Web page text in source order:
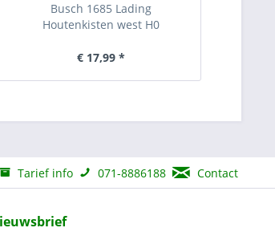
Busch 1685 Lading
Houtenkisten west H0
€ 17,99 *
Tarief info 071-8886188 Contact